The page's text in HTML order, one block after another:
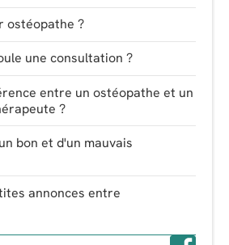
ostéopathe ?
une consultation ?
entre un ostéopathe et un
?
bon et d'un mauvais
annonces entre